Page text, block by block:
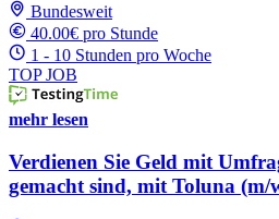
Bundesweit
40.00€ pro Stunde
1 - 10 Stunden pro Woche
TOP JOB
mehr lesen
Verdienen Sie Geld mit
gemacht sind, mit Toluna (m/